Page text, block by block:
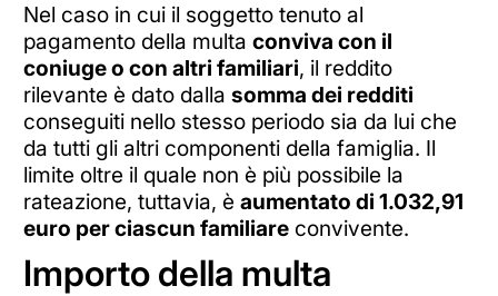
Nel caso in cui il soggetto tenuto al
pagamento della multa conviva con il
coniuge o con altri familiari, il reddito
rilevante è dato dalla somma dei redditi
conseguiti nello stesso periodo sia da lui che
da tutti gli altri componenti della famiglia. Il
limite oltre il quale non è più possibile la
rateazione, tuttavia, è aumentato di 1.032,91
euro per ciascun familiareconvivente.
Importo della multa